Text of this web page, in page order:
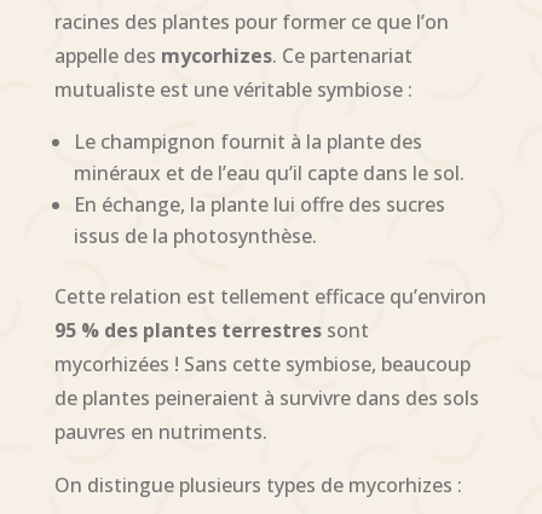
racines des plantes pour former ce que l’on
appelle des mycorhizes. Ce partenariat
mutualiste est une véritable symbiose :
Le champignon fournit à la plante des
minéraux et de l’eau qu’il capte dans le sol.
En échange, la plante lui offre des sucres
issus de la photosynthèse.
Cette relation est tellement efficace qu’environ
95 % des plantes terrestressont
mycorhizées ! Sans cette symbiose, beaucoup
de plantes peineraient à survivre dans des sols
pauvres en nutriments.
On distingue plusieurs types de mycorhizes :